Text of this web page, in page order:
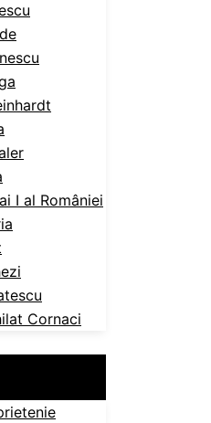
I al României
Cornaci